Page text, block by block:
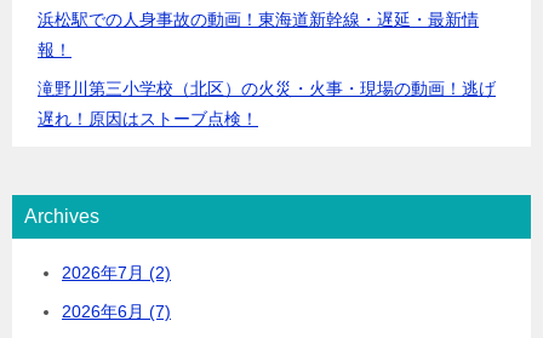
浜松駅での人身事故の動画！東海道新幹線・遅延・最新情
報！
滝野川第三小学校（北区）の火災・火事・現場の動画！逃げ
遅れ！原因はストーブ点検！
Archives
2026年7月 (2)
2026年6月 (7)